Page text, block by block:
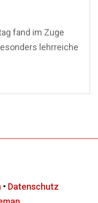
fand im Zuge
lehrreiche
• Datenschutz